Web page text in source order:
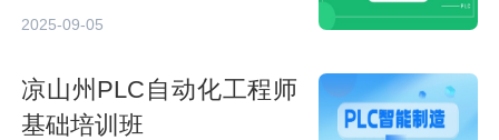
2025-09-05
凉山州PLC自动化工程师
基础培训班